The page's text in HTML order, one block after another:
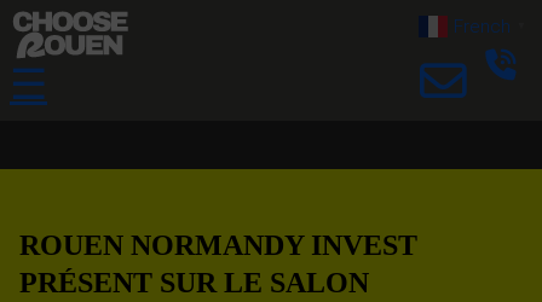
☰
French
ROUEN NORMANDY INVEST
PRÉSENT SUR LE SALON